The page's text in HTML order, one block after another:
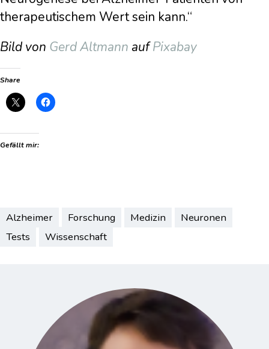
therapeutischem Wert sein kann.“
Bild von Gerd Altmann aufPixabay
Share
Gefällt mir:
Alzheimer Forschung Medizin
Neuronen
Tests
Wissenschaft